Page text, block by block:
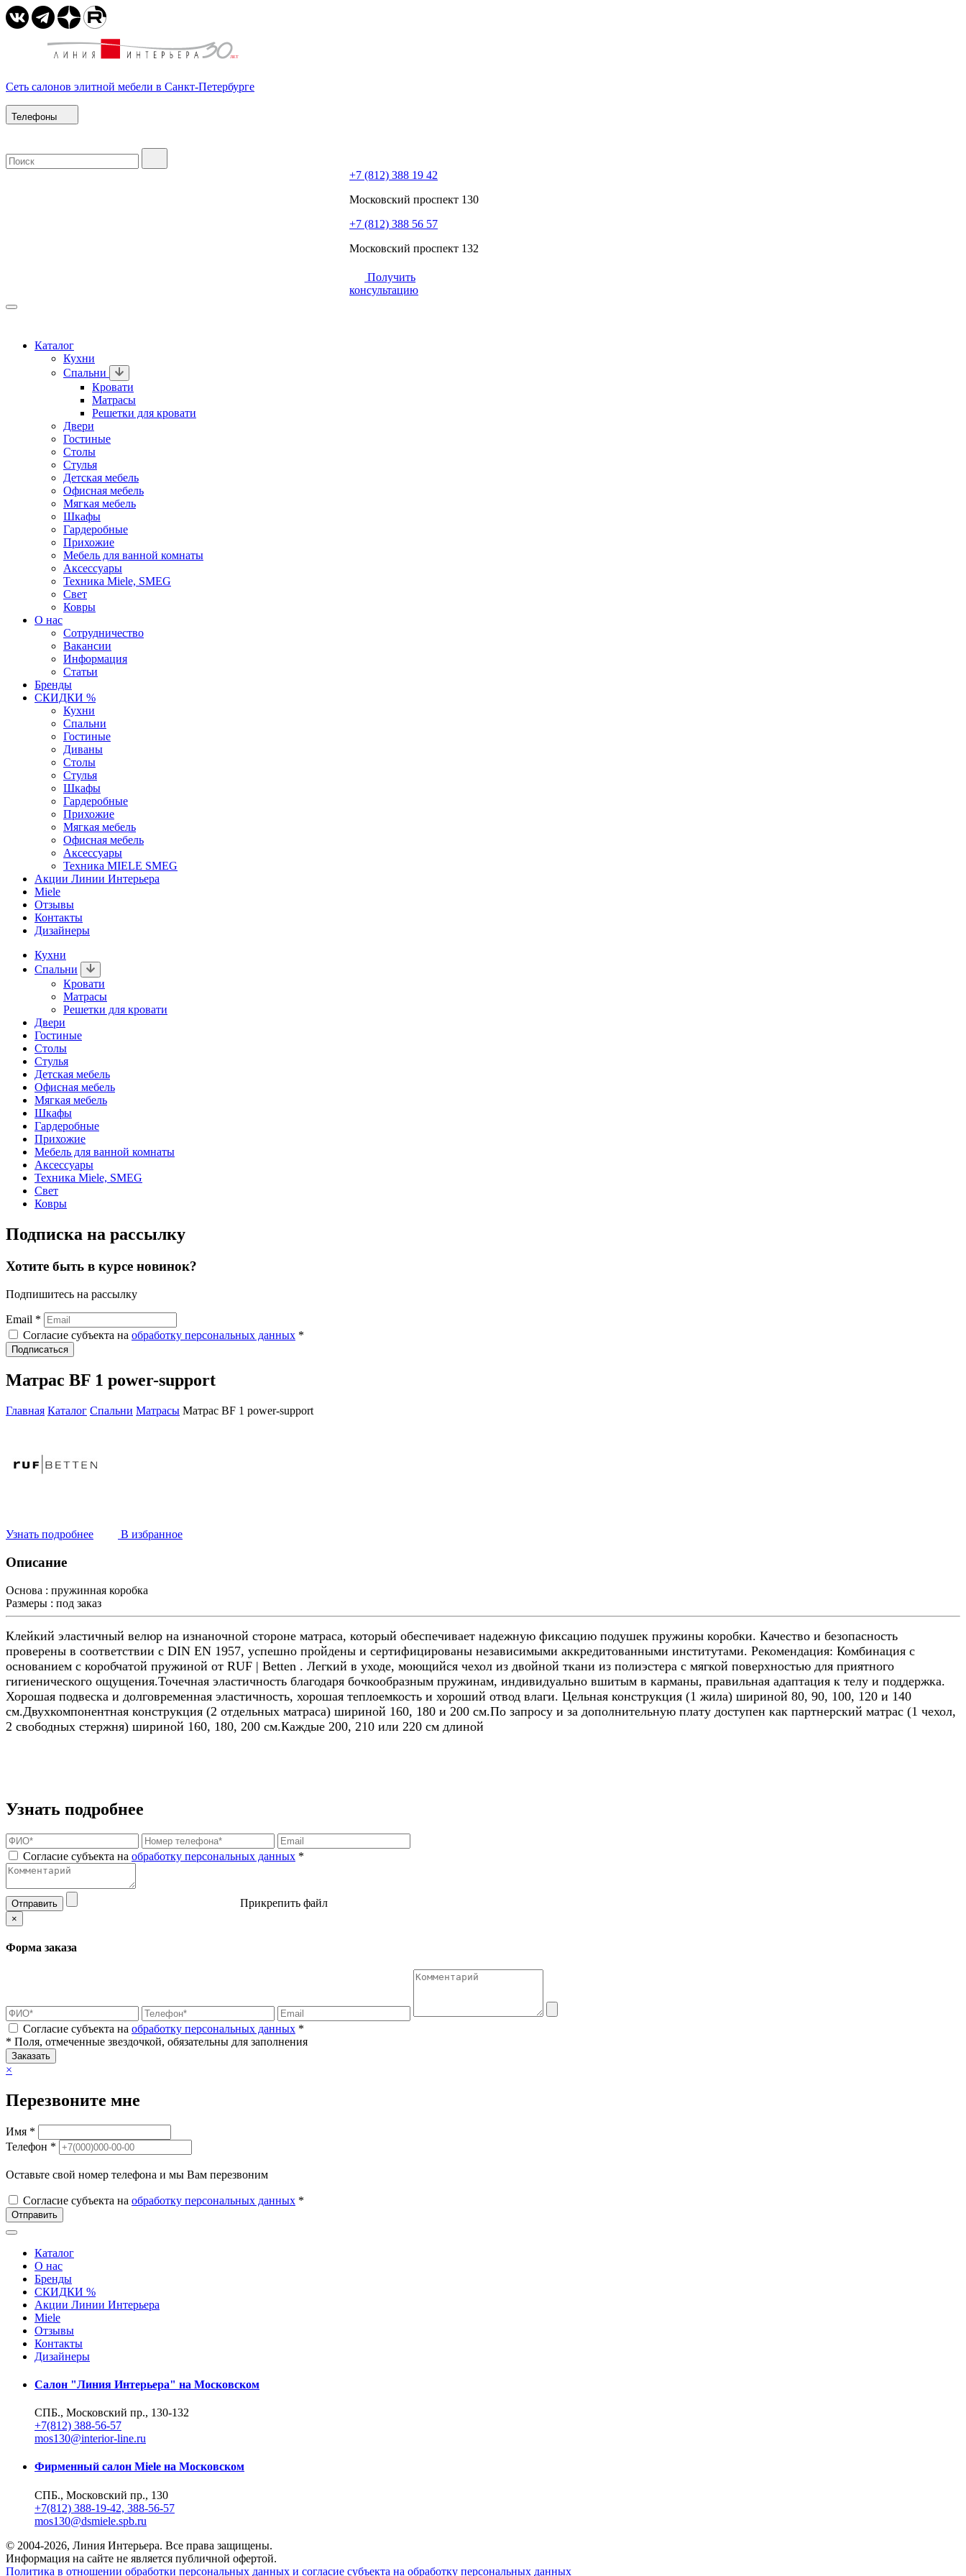
Сеть салонов элитной мебели в Санкт-Петербурге
Телефоны
+7 (812) 388 19 42
Московский проспект 130
+7 (812) 388 56 57
Московский проспект 132
Получить
консультацию
Каталог
Кухни
Спальни
Кровати
Матрасы
Решетки для кровати
Двери
Гостиные
Столы
Стулья
Детская мебель
Офисная мебель
Мягкая мебель
Шкафы
Гардеробные
Прихожие
Мебель для ванной комнаты
Аксессуары
Техника Miele, SMEG
Свет
Ковры
О нас
Сотрудничество
Вакансии
Информация
Статьи
Бренды
СКИДКИ %
Кухни
Спальни
Гостиные
Диваны
Столы
Стулья
Шкафы
Гардеробные
Прихожие
Мягкая мебель
Офисная мебель
Аксессуары
Техника MIELE SMEG
Акции Линии Интерьера
Miele
Отзывы
Контакты
Дизайнеры
Кухни
Спальни
Кровати
Матрасы
Решетки для кровати
Двери
Гостиные
Столы
Стулья
Детская мебель
Офисная мебель
Мягкая мебель
Шкафы
Гардеробные
Прихожие
Мебель для ванной комнаты
Аксессуары
Техника Miele, SMEG
Свет
Ковры
Подписка на рассылку
Хотите быть в курсе новинок?
Подпишитесь на рассылку
Email *
Согласие субъекта на обработку персональных данных *
Подписаться
Матрас BF 1 power-support
Главная Каталог Спальни Матрасы Матрас BF 1 power-support
Узнать подробнее В избранное
Описание
Основа : пружинная коробка
Размеры : под заказ
Клейкий эластичный велюр на изнаночной стороне матраса, который обеспечивает надежную фиксацию подушек пружины коробки. Качество и безопасность
проверены в соответствии с DIN EN 1957, успешно пройдены и сертифицированы независимыми аккредитованными институтами. Рекомендация: Комбинация с
основанием с коробчатой ​​пружиной от RUF | Betten . Легкий в уходе, моющийся чехол из двойной ткани из полиэстера с мягкой поверхностью для приятного
гигиенического ощущения.Точечная эластичность благодаря бочкообразным пружинам, индивидуально вшитым в карманы, правильная адаптация к телу и поддержка.
Хорошая подвеска и долговременная эластичность, хорошая теплоемкость и хороший отвод влаги. Цельная конструкция (1 жила) шириной 80, 90, 100, 120 и 140
см.Двухкомпонентная конструкция (2 отдельных матраса) шириной 160, 180 и 200 см.По запросу и за дополнительную плату доступен как партнерский матрас (1 чехол,
2 свободных стержня) шириной 160, 180, 200 см.Каждые 200, 210 или 220 см длиной
Узнать подробнее
Согласие субъекта на обработку персональных данных *
Отправить Прикрепить файл
×
Форма заказа
Согласие субъекта на обработку персональных данных *
* Поля, отмеченные звездочкой, обязательны для заполнения
Заказать
×
Перезвоните мне
Имя *
Телефон *
Оставьте свой номер телефона и мы Вам перезвоним
Согласие субъекта на обработку персональных данных *
Отправить
Каталог
О нас
Бренды
СКИДКИ %
Акции Линии Интерьера
Miele
Отзывы
Контакты
Дизайнеры
Салон "Линия Интерьера" на Московском
СПБ., Московский пр., 130-132
+7(812) 388-56-57
mos130@interior-line.ru
Фирменный салон Miele на Московском
СПБ., Московский пр., 130
+7(812) 388-19-42, 388-56-57
mos130@dsmiele.spb.ru
© 2004-2026, Линия Интерьера. Все права защищены.
Информация на сайте не является публичной офертой.
Политика в отношении обработки персональных данных и согласие субъекта на обработку персональных данных